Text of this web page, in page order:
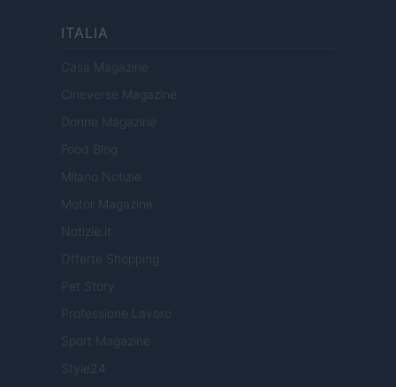
ITALIA
Casa Magazine
Cineverse Magazine
Donne Magazine
Food Blog
Milano Notizie
Motor Magazine
Notizie.it
Offerte Shopping
Pet Story
Professione Lavoro
Sport Magazine
Style24